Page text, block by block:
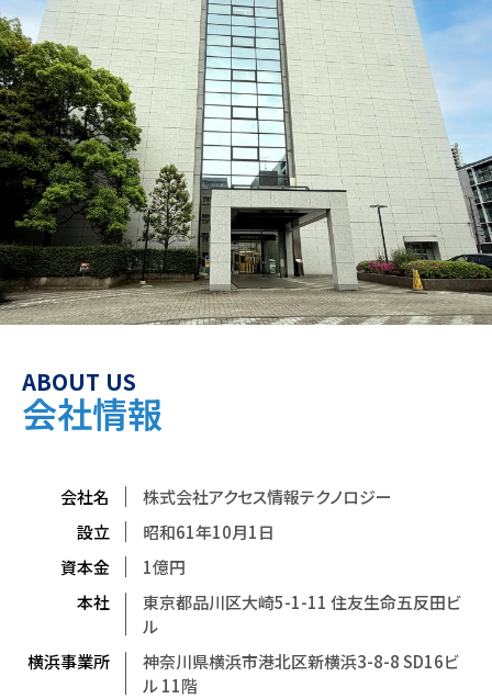
ABOUT US
会社情報
会社名
株式会社アクセス情報テクノロジー
設立
昭和61年10月1日
資本金
1億円
本社
東京都品川区大崎5-1-11 住友生命五反田ビ
ル
横浜事業所
神奈川県横浜市港北区新横浜3-8-8 SD16ビ
ル 11階